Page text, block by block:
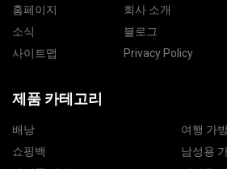
홈페이지 회사 소개
소식
블로그
사이트맵
Privacy Policy
제품 카테고리
배낭
여행 가
쇼핑백
남성용